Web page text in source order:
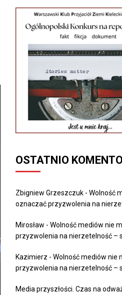
OSTATNIO
Zbigniew Grzeszczuk - Wolność
oznaczać przyzwolenia na
Mirosław - Wolność mediów nie
przyzwolenia na nierzetelność –
Kazimierz - Wolność mediów nie
przyzwolenia na nierzetelność –
Media przyszłości. Czas na